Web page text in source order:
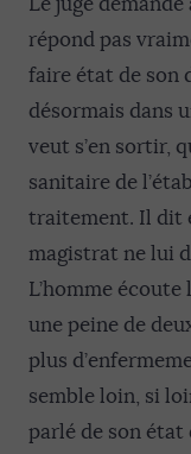
répond pas
faire état de son
désormais dans
veut s’en sortir,
sanitaire de
traitement. Il dit
magistrat ne lui
L’homme
une peine de
plus
semble loin, si
parlé de son état